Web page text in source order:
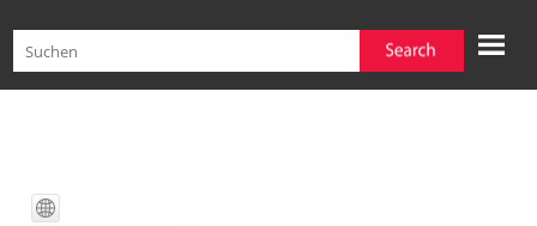
Zu Hauptinhalt springen